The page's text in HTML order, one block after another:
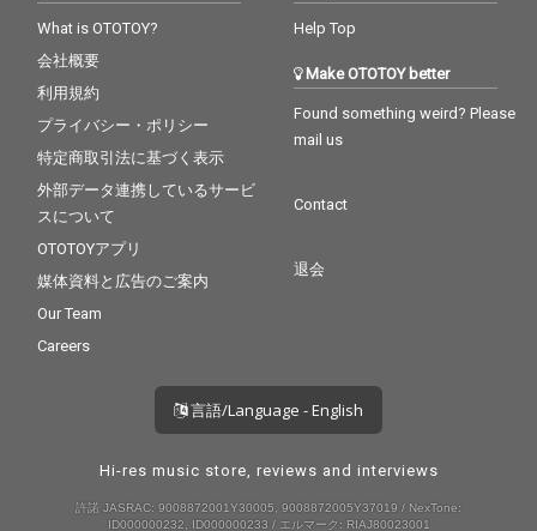
What is OTOTOY?
会社概要
利用規約
プライバシー・ポリシー
特定商取引法に基づく表示
外部データ連携しているサービ
スについて
OTOTOYアプリ
媒体資料と広告のご案内
Our Team
Careers
Help Top
Make OTOTOY better
Found something weird? Please
mail us
Contact
退会
言語/Language - English
Hi-res music store, reviews and interviews
許諾 JASRAC: 9008872001Y30005, 9008872005Y37019 / NexTone:
ID000000232, ID000000233 / エルマーク: RIAJ80023001